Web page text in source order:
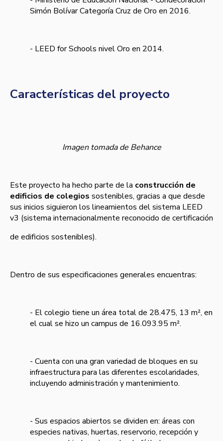
Simón Bolívar Categoría Cruz de Oro en 2016.
- LEED for Schools nivel Oro en 2014.
Características del proyecto
Imagen tomada de Behance
Este proyecto ha hecho parte de la construcción de
edificios de colegios sostenibles, gracias a que desde
sus inicios siguieron los lineamientos del sistema LEED
v3 (sistema internacionalmente reconocido de certificación
de edificios sostenibles).
Dentro de sus especificaciones generales encuentras:
- El colegio tiene un área total de 28.475, 13 m², en
el cual se hizo un campus de 16.093.95 m².
- Cuenta con una gran variedad de bloques en su
infraestructura para las diferentes escolaridades,
incluyendo administración y mantenimiento.
- Sus espacios abiertos se dividen en: áreas con
especies nativas, huertas, reservorio, recepción y